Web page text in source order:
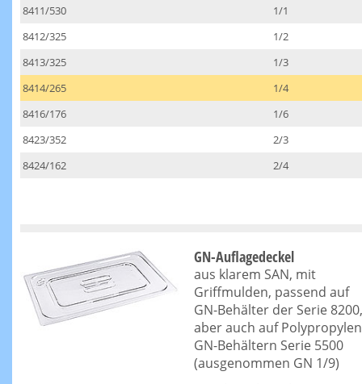
8411/530
1/1
8412/325
1/2
8413/325
1/3
8414/265
1/4
8416/176
1/6
8423/352
2/3
8424/162
2/4
GN-Auflagedeckel
aus klarem SAN, mit
Griffmulden, passend auf
GN-Behälter der Serie 8200,
aber auch auf
GN-Behältern Serie 5500
(ausgenommen GN 1/9)